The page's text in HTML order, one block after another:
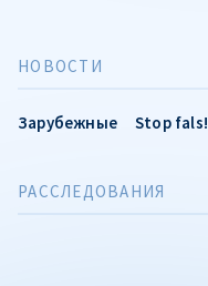
НОВОСТИ
Зарубежные Stop fals!
РАССЛЕДОВАНИЯ